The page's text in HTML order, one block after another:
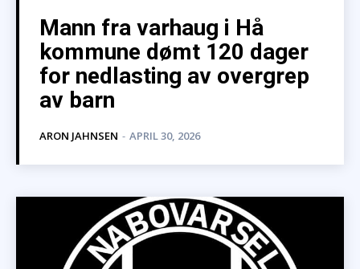
Mann fra varhaug i Hå
kommune dømt 120 dager
for nedlasting av overgrep
av barn
ARON JAHNSEN - APRIL 30, 2026